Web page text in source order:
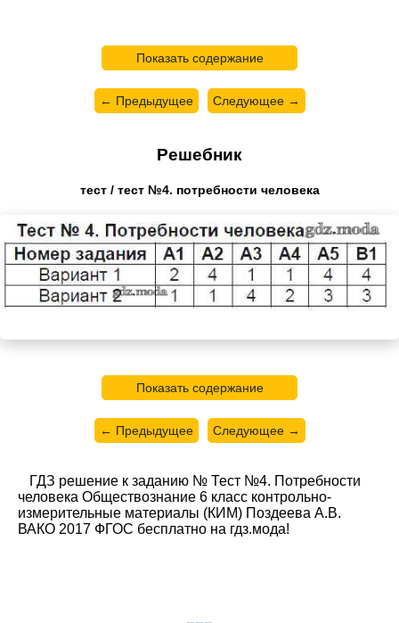
Показать содержание
← Предыдущее Следующее →
Решебник
тест / тест №4. потребности человека
Показать содержание
← Предыдущее Следующее →
ГДЗ решение к заданию № Тест №4. Потребности
человека Обществознание 6 класс контрольно-
измерительные материалы (КИМ) Поздеева А.В.
ВАКО 2017 ФГОС бесплатно на гдз.мода!